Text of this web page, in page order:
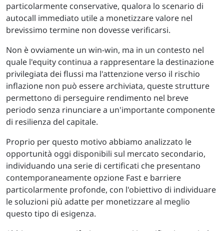
particolarmente conservative, qualora lo scenario di
autocall immediato utile a monetizzare valore nel
brevissimo termine non dovesse verificarsi.
Non è ovviamente un win-win, ma in un contesto nel
quale l'equity continua a rappresentare la destinazione
privilegiata dei flussi ma l'attenzione verso il rischio
inflazione non può essere archiviata, queste strutture
permettono di perseguire rendimento nel breve
periodo senza rinunciare a un'importante componente
di resilienza del capitale.
Proprio per questo motivo abbiamo analizzato le
opportunità oggi disponibili sul mercato secondario,
individuando una serie di certificati che presentano
contemporaneamente opzione Fast e barriere
particolarmente profonde, con l'obiettivo di individuare
le soluzioni più adatte per monetizzare al meglio
questo tipo di esigenza.